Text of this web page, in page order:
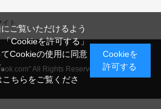
ト
All Rights Reserved.
ご覧いただけるよう
Cookieを許可する」
Cookieの使用に同意
こちらをご覧くださ
Cookieを
許可する